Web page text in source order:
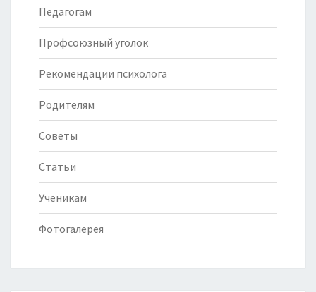
Педагогам
Профсоюзный уголок
Рекомендации психолога
Родителям
Советы
Статьи
Ученикам
Фотогалерея